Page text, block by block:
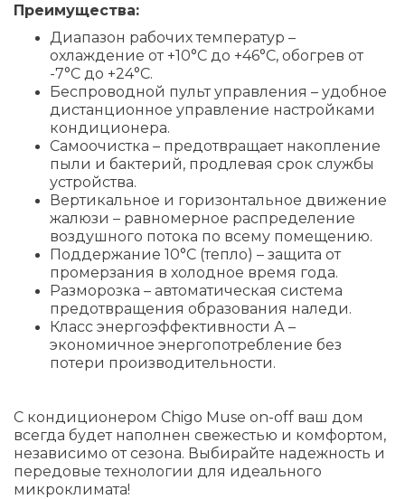
Преимущества:
Диапазон рабочих температур –
охлаждение от +10°C до +46°C, обогрев от
-7°C до +24°C.
Беспроводной пульт управления – удобное
дистанционное управление настройками
кондиционера.
Самоочистка – предотвращает накопление
пыли и бактерий, продлевая срок службы
устройства.
Вертикальное и горизонтальное движение
жалюзи – равномерное распределение
воздушного потока по всему помещению.
Поддержание 10°C (тепло) – защита от
промерзания в холодное время года.
Разморозка – автоматическая система
предотвращения образования наледи.
Класс энергоэффективности А –
экономичное энергопотребление без
потери производительности.
С кондиционером Chigo Muse on-off ваш дом
всегда будет наполнен свежестью и комфортом,
независимо от сезона. Выбирайте надежность и
передовые технологии для идеального
микроклимата!